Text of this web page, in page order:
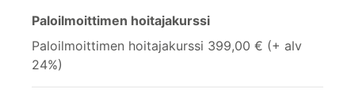
Paloilmoittimen hoitajakurssi
Paloilmoittimen hoitajakurssi 399,00 € (+ alv
24%)